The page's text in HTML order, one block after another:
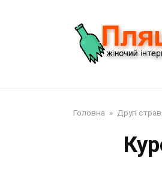
Головна » Другі